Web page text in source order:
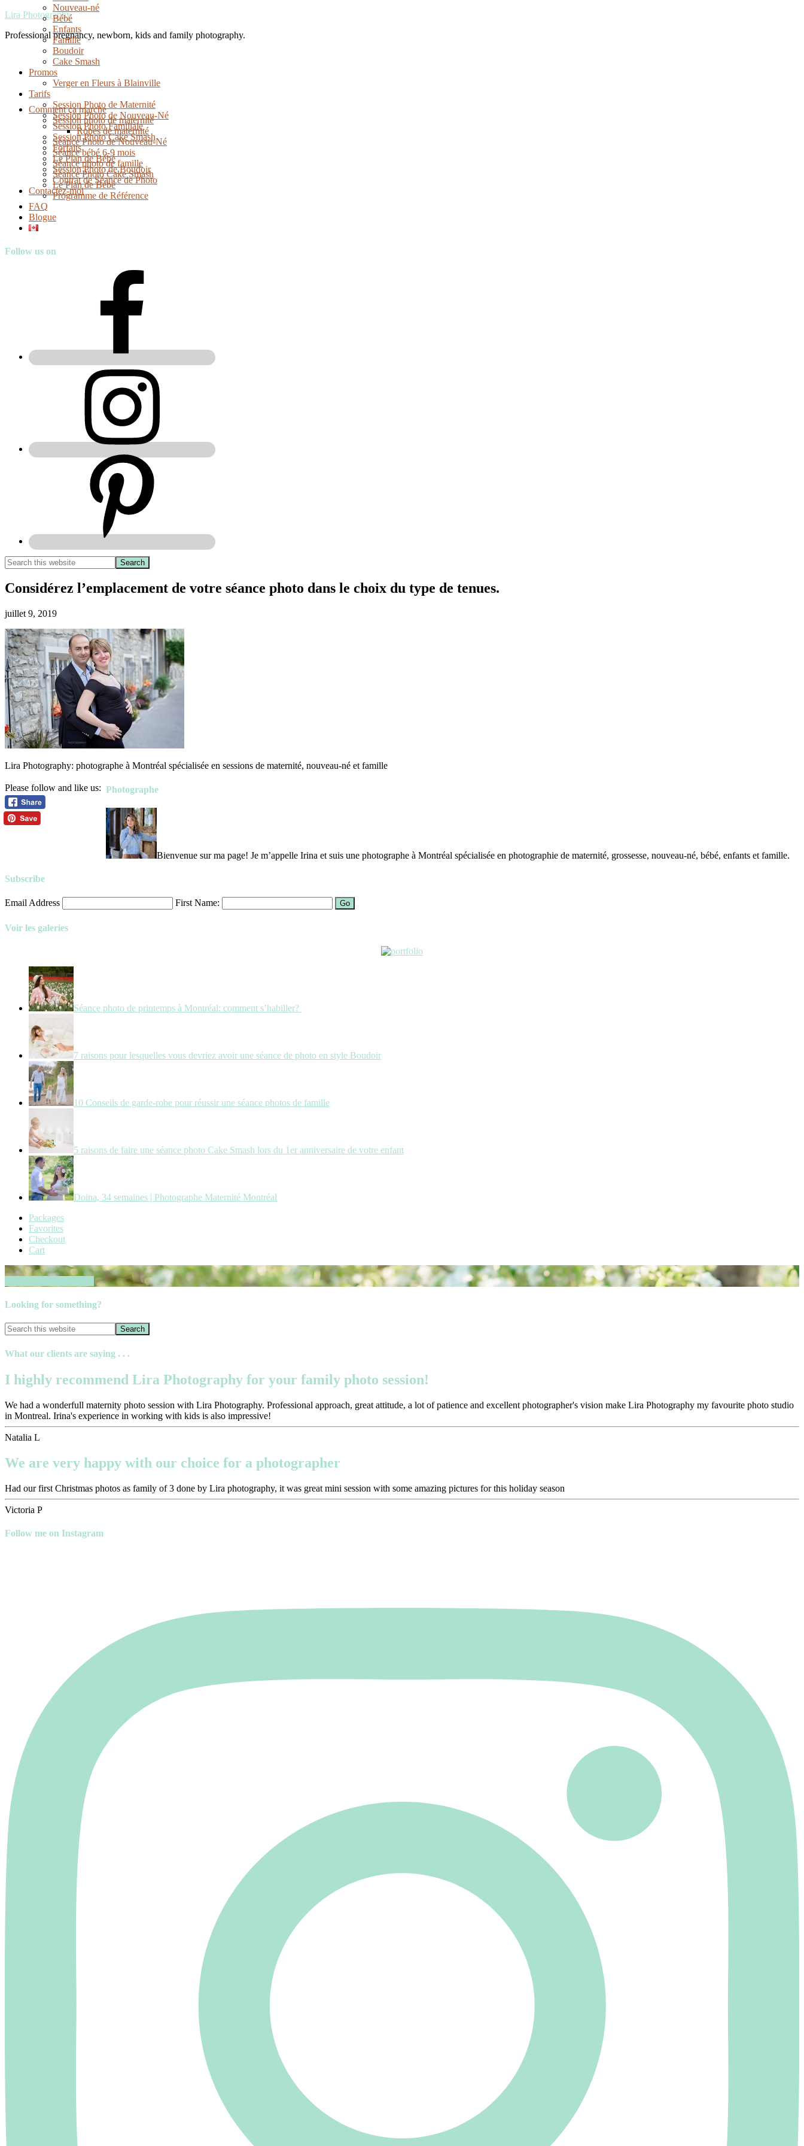
Lira Photography
Professional pregnancy, newborn, kids and family photography.
Nouveau-né
Bébé
Enfants
Famille
Boudoir
Cake Smash
Promos
Verger en Fleurs à Blainville
Tarifs
Session Photo de Maternité
Session Photo de Nouveau-Né
Session Photo Familiale
Session Photo Cake Smash
Forfaits
Le Plan de Bébé
Session Photo de Boudoir
Contrat de Séance de Photo
Contactez-moi
Comment ça marche
Session photo de maternité
Robes de maternité
Séance Photo de Nouveau-Né
Séance bébé 6-9 mois
Séance photo de famille
Séance Photo Cake Smash
Le Plan de Bébé
Programme de Référence
FAQ
Blogue
Follow us on
Considérez l’emplacement de votre séance photo dans le choix du type de tenues.
juillet 9, 2019
Lira Photography: photographe à Montréal spécialisée en sessions de maternité, nouveau-né et famille
Please follow and like us: Photographe
Bienvenue sur ma page! Je m’appelle Irina et suis une photographe à Montréal spécialisée en photographie de maternité, grossesse, nouveau-né, bébé, enfants et famille.
Subscribe
Email Address First Name: Go
Voir les galeries
Séance photo de printemps à Montréal: comment s’habiller?
7 raisons pour lesquelles vous devriez avoir une séance de photo en style Boudoir
10 Conseils de garde-robe pour réussir une séance photos de famille
5 raisons de faire une séance photo Cake Smash lors du 1er anniversaire de votre enfant
Doina, 34 semaines | Photographe Maternité Montréal
Packages
Favorites
Checkout
Cart
Looking for something?
What our clients are saying . . .
I highly recommend Lira Photography for your family photo session!
We had a wonderfull maternity photo session with Lira Photography. Professional approach, great attitude, a lot of patience and excellent photographer's vision make Lira Photography my favourite photo studio
in Montreal. Irina's experience in working with kids is also impressive!
Natalia L
We are very happy with our choice for a photographer
Had our first Christmas photos as family of 3 done by Lira photography, it was great mini session with some amazing pictures for this holiday season
Victoria P
Follow me on Instagram